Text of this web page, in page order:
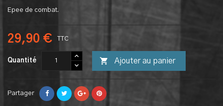
Epee de combat.
29,90 € TTC
Quantité  Ajouter au panier
Partager